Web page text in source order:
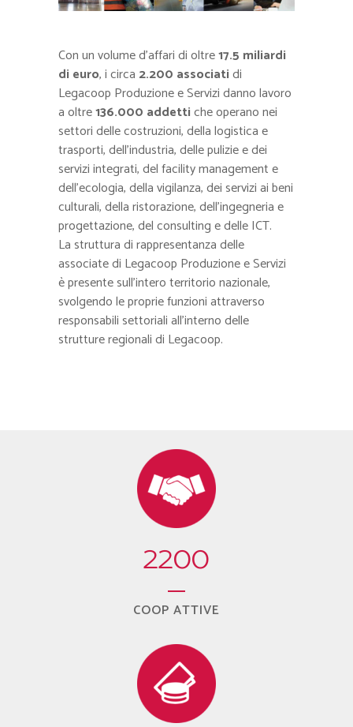
Con un volume d’affari di oltre17.5 miliardi
di euro, i circa 2.200 associatidi
Legacoop Produzione e Servizi danno lavoro
a oltre136.000 addettiche operano nei
settori delle costruzioni, della logistica e
trasporti, dell’industria, delle pulizie e dei
servizi integrati, del facility management e
dell’ecologia, della vigilanza, dei servizi ai beni
culturali, della ristorazione, dell’ingegneria e
progettazione, del consulting e delle ICT.
La struttura di rappresentanza delle
associate di Legacoop Produzione e Servizi
è presente sull’intero territorio nazionale,
svolgendo le proprie funzioni attraverso
responsabili settoriali all’interno delle
strutture regionali di Legacoop.
2200
COOP ATTIVE